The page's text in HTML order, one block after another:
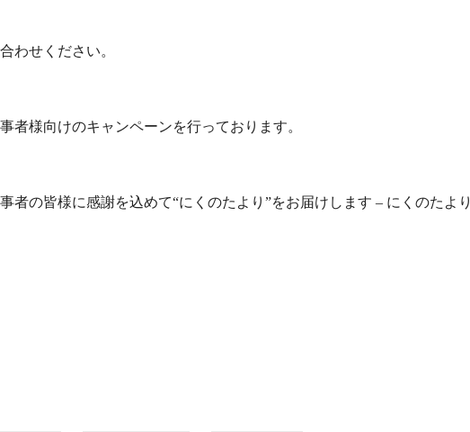
わせください。
者様向けのキャンペーンを行っております。
者の皆様に感謝を込めて“にくのたより”をお届けします – にくのたより